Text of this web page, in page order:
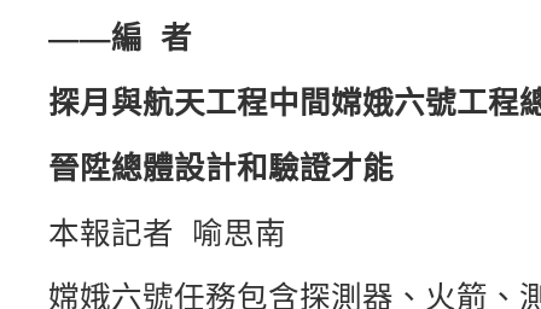
——編 者
探月與航天工程中間嫦娥六號工程
晉陞總體設計和驗證才能
本報記者 喻思南
嫦娥六號任務包含探測器、火箭、